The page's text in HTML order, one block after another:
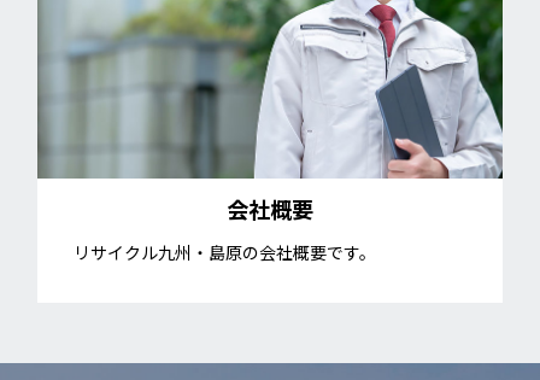
会社概要
リサイクル九州・島原の会社概要です。